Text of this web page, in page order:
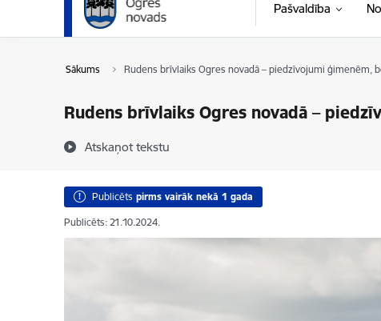
Pašvaldība
Sākums Rudens brīvlaiks Ogres novadā – piedzīvojumi ģimenēm,
Rudens brīvlaiks Ogres novadā –
Atskaņot tekstu
Publicēts pirms vairāk nekā 1 gada
Publicēts: 21.10.2024.